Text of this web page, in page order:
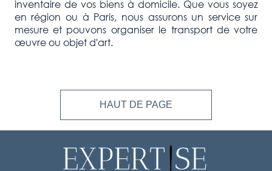
inventaire de vos biens à domicile. Que vous soyez
en région ou à Paris, nous assurons un service sur
mesure et pouvons organiser le transport de votre
œuvre ou objet d'art.
HAUT DE PAGE